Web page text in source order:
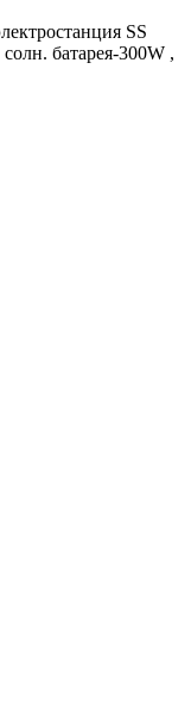
SS
батарея-300W ,